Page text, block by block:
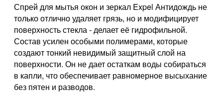
Спрей для мытья окон и зеркал Expel Антидождь не
только отлично удаляет грязь, но и модифицирует
поверхность стекла - делает её гидрофильной.
Состав усилен особыми полимерами, которые
создают тонкий невидимый защитный слой на
поверхности. Он не дает остаткам воды собираться
в капли, что обеспечивает равномерное высыхание
без пятен и разводов.